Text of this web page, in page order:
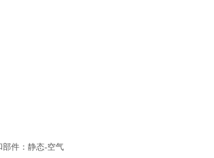
部件：静态-空气